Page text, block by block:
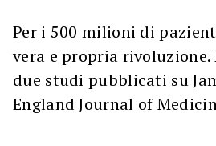
Per i 500 milioni di
vera e propria rivoluzione.
due studi pubblicati su
England Journal of